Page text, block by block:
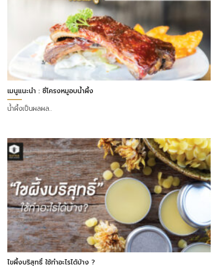
เมนูแนะนำ : ซี่โครงหมูอบน้ำผึ้ง
น้ำผึ้งเป็นผลผล..
ไขผึ้งบริสุทธิ์ ใช้ทำอะไรได้บ้าง ?